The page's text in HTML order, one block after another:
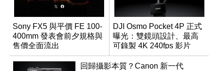
Sony FX5 與平價 FE 100-
400mm 發表會前夕規格與
售價全面流出
DJI Osmo Pocket 4P 正式
曝光：雙鏡頭設計、最高
可錄製 4K 240fps 影片
回歸攝影本質？Canon 新一代